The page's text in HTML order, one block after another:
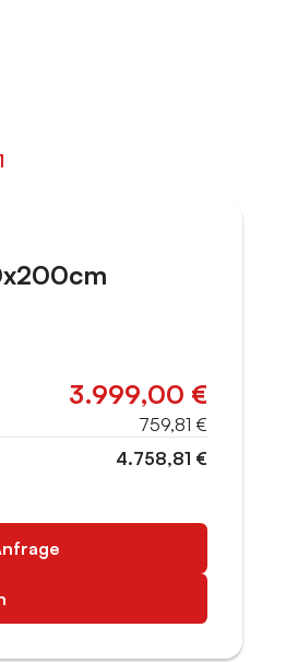
3.999,00 €
759,81 €
4.758,81 €